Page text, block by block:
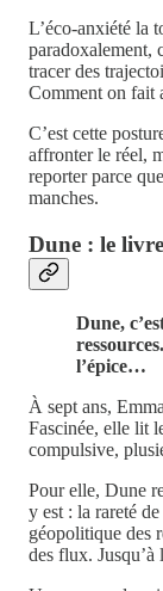
L’éco-anxiété la
paradoxalement,
tracer des
Comment on fait
C’est cette
affronter le réel,
reporter parce
manches.
Dune : le
Dune,
l’épice…
À sept ans,
Fascinée, elle lit
compulsive,
Pour elle, Dune
y est : la rareté
géopolitique des
des flux.